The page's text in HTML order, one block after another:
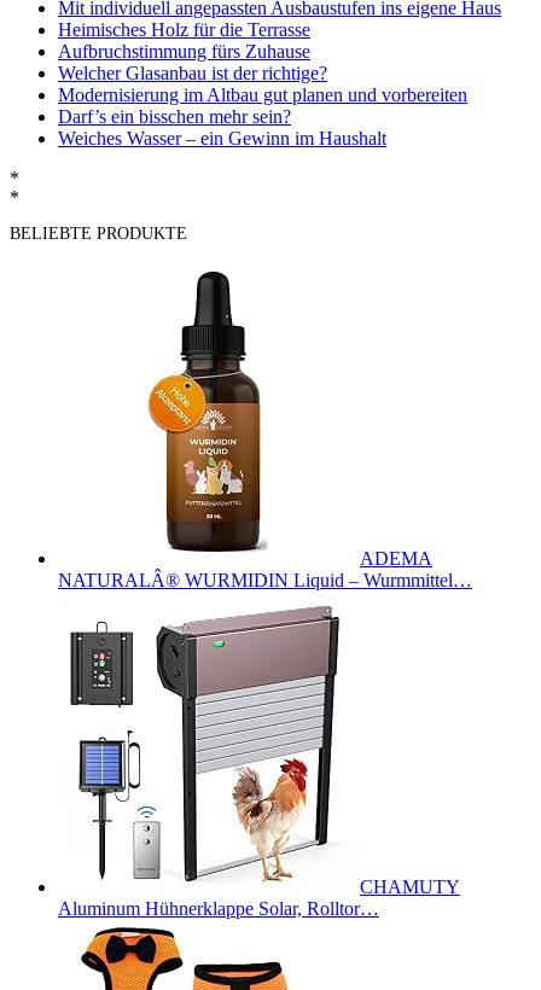
Mit individuell angepassten Ausbaustufen ins eigene Haus
Heimisches Holz für die Terrasse
Aufbruchstimmung fürs Zuhause
Welcher Glasanbau ist der richtige?
Modernisierung im Altbau gut planen und vorbereiten
Darf’s ein bisschen mehr sein?
Weiches Wasser – ein Gewinn im Haushalt
*
*
BELIEBTE PRODUKTE
ADEMA
NATURALÂ® WURMIDIN Liquid – Wurmmittel…
CHAMUTY
Aluminum Hühnerklappe Solar, Rolltor…